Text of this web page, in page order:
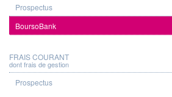
FRAIS COURANT
dont frais de gestion